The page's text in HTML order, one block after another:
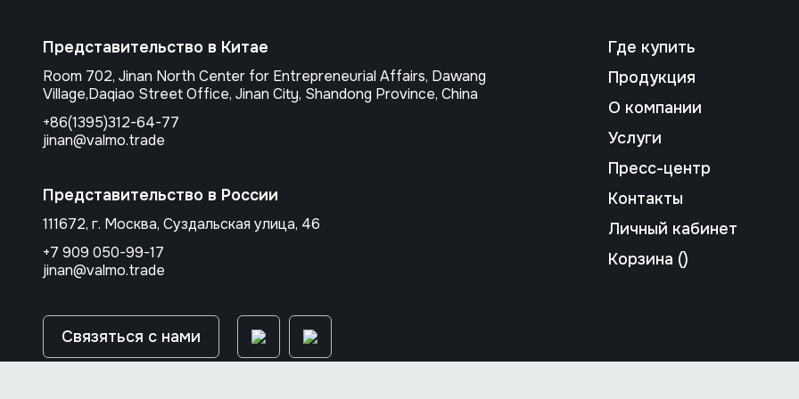
Представительство в Китае
Room 702, Jinan North Center for Entrepreneurial Affairs, Dawang
Village,Daqiao Street Office, Jinan City, Shandong Province, Сhina
+86(1395)312-64-77
jinan@valmo.trade
Представительство в России
111672, г. Москва, Суздальская улица, 46
+7 909 050-99-17
jinan@valmo.trade
Связяться с нами
Где купить
Продукция
О компании
Услуги
Пресс-центр
Контакты
Личный кабинет
Корзина ()